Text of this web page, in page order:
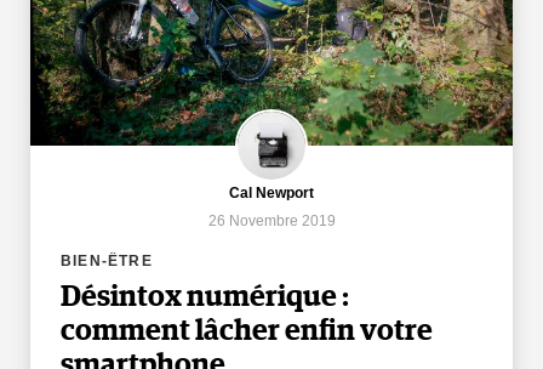
Cal Newport
26 Novembre 2019
BIEN-ÊTRE
Désintox numérique :
comment lâcher enfin votre